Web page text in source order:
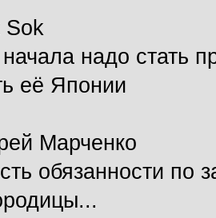
Sok
надо стать
её Японии
Марченко
обязанности по